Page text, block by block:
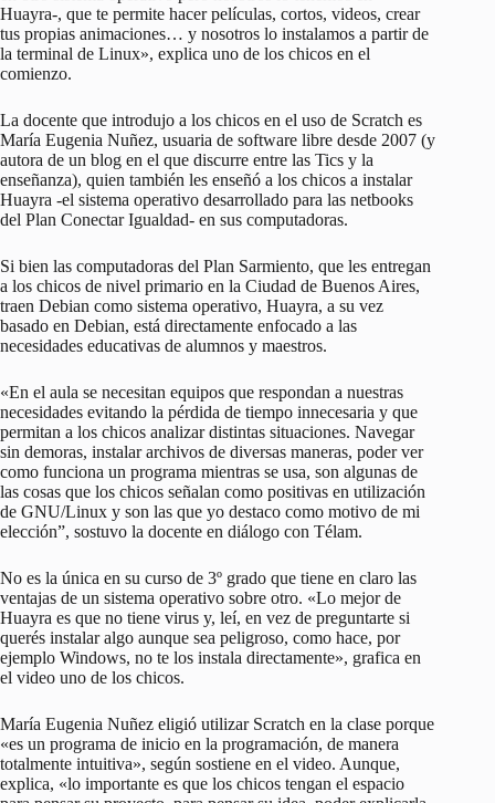
Huayra-, que te permite hacer películas, cortos, videos, crear
tus propias animaciones… y nosotros lo instalamos a partir de
la terminal de Linux», explica uno de los chicos en el
comienzo.
La docente que introdujo a los chicos en el uso de Scratch es
María Eugenia Nuñez, usuaria de software libre desde 2007 (y
autora de un blog en el que discurre entre las Tics y la
enseñanza), quien también les enseñó a los chicos a instalar
Huayra -el sistema operativo desarrollado para las netbooks
del Plan Conectar Igualdad- en sus computadoras.
Si bien las computadoras del Plan Sarmiento, que les entregan
a los chicos de nivel primario en la Ciudad de Buenos Aires,
traen Debian como sistema operativo, Huayra, a su vez
basado en Debian, está directamente enfocado a las
necesidades educativas de alumnos y maestros.
«En el aula se necesitan equipos que respondan a nuestras
necesidades evitando la pérdida de tiempo innecesaria y que
permitan a los chicos analizar distintas situaciones. Navegar
sin demoras, instalar archivos de diversas maneras, poder ver
como funciona un programa mientras se usa, son algunas de
las cosas que los chicos señalan como positivas en utilización
de GNU/Linux y son las que yo destaco como motivo de mi
elección”, sostuvo la docente en diálogo con Télam.
No es la única en su curso de 3º grado que tiene en claro las
ventajas de un sistema operativo sobre otro. «Lo mejor de
Huayra es que no tiene virus y, leí, en vez de preguntarte si
querés instalar algo aunque sea peligroso, como hace, por
ejemplo Windows, no te los instala directamente», grafica en
el video uno de los chicos.
María Eugenia Nuñez eligió utilizar Scratch en la clase porque
«es un programa de inicio en la programación, de manera
totalmente intuitiva», según sostiene en el video. Aunque,
explica, «lo importante es que los chicos tengan el espacio